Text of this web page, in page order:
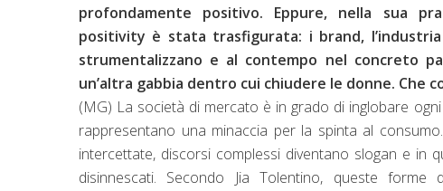
profondamente positivo. Eppure, nella sua
positivity è stata trasfigurata: i brand,
strumentalizzano e al contempo nel concreto
un’altra gabbia dentro cui chiudere le donne. Che
(MG) La società di mercato è in grado di inglobare
rappresentano una minaccia per la spinta al
intercettate, discorsi complessi diventano slogan e in
disinnescati. Secondo Jia Tolentino, queste